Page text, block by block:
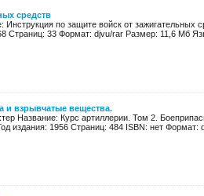
средств
по защите войск от зажигательных
33 Формат: djvu/rar Размер: 11,6 Мб
и взрывчатые вещества.
Название: Курс артиллерии. Том 2.
издания: 1956 Страниц: 484 ISBN: нет Формат: